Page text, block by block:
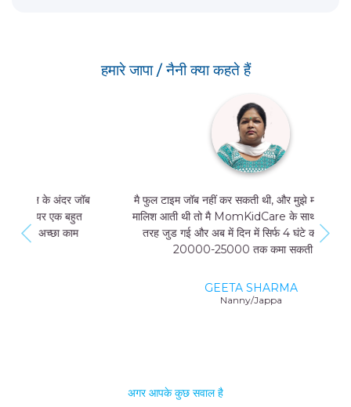
हमारे जापा / नैनी क्या कहते हैं
मै फुल टाइम जॉब नहीं कर सकती थी, और मुझे मां और बच्चे की
मालिश आती थी तो मै MomKidCare के साथ फ्रीलांसर की
तरह जुड गई और अब में दिन में सिर्फ 4 घंटे काम करके भी
20000-25000 तक कमा सकती हूं।
GEETA SHARMA
अगर आपके कुछ सवाल है